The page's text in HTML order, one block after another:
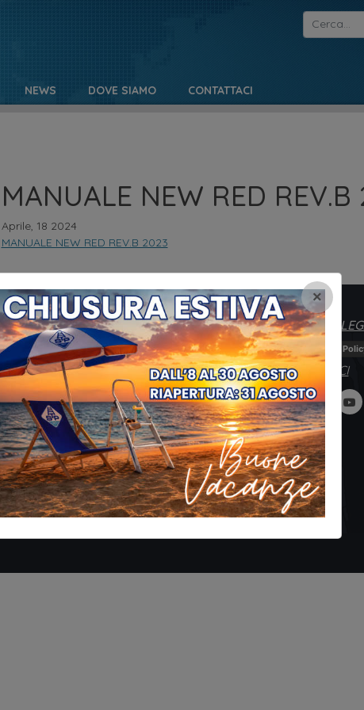
NEWS DOVE SIAMO CONTATTACI
MANUALE NEW RED REV.B
Aprile, 18 2024
MANUALE NEW RED REV.B 2023
MENU
HOME
AZIENDA
MANUALI
DOVE SIAMO
CONTATTACI
NOTE
Privacy
SEGUICI
×